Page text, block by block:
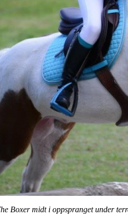
Boxer midt i oppspranget under